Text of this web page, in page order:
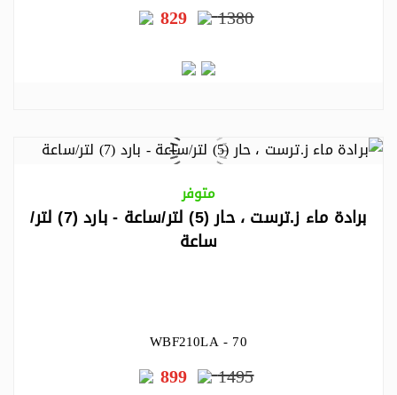
1380
829
متوفر
برادة ماء ز.ترست ، حار (5) لتر/ساعة - بارد (7) لتر/
ساعة
WBF210LA - 70
1495
899